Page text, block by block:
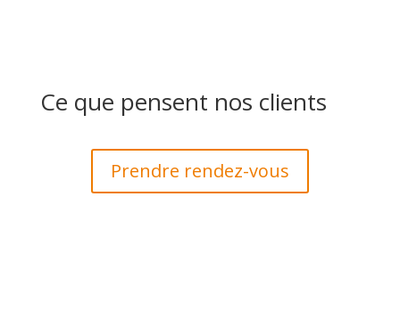
Ce que pensent nos clients
Prendre rendez-vous